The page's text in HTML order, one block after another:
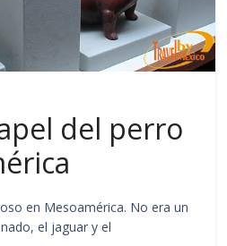
del perro
en Mesoamérica. No era un
el jaguar y el